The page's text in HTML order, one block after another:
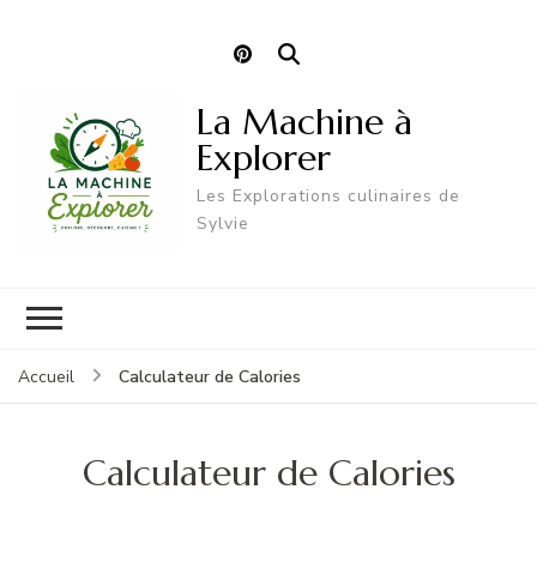
La Machine à
Explorer
Les Explorations culinaires de
Sylvie
Accueil Calculateur de Calories
Calculateur de Calories